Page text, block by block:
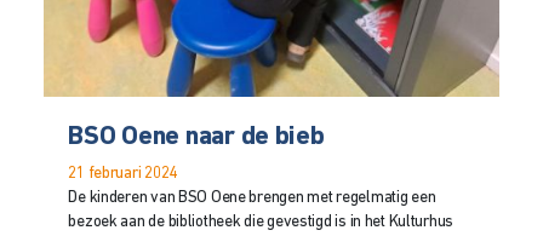
BSO Oene naar de bieb
21 februari 2024
De kinderen van BSO Oene brengen met regelmatig een
bezoek aan de bibliotheek die gevestigd is in het Kulturhus